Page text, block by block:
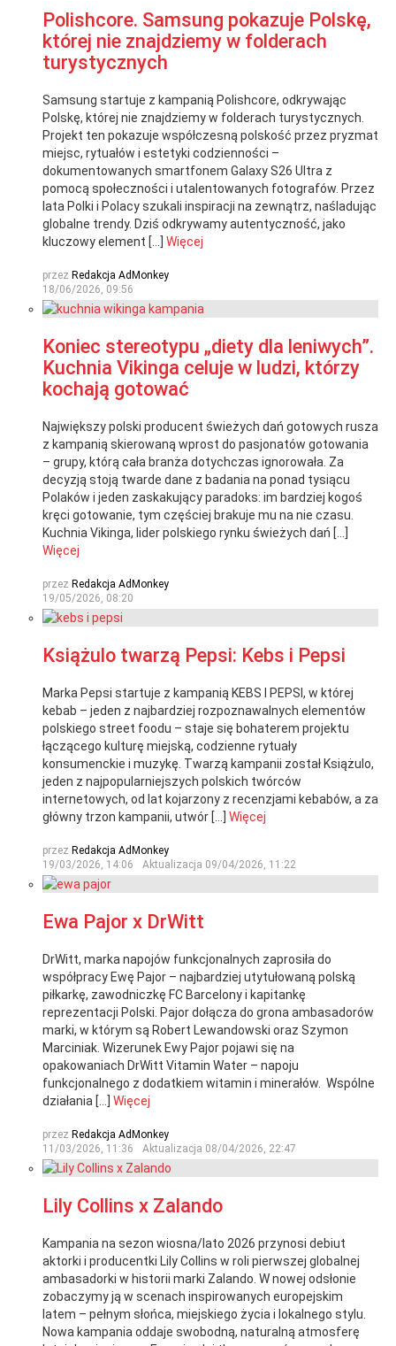
Polishcore. Samsung pokazuje Polskę,
której nie znajdziemy w folderach
turystycznych
Samsung startuje z kampanią Polishcore, odkrywając
Polskę, której nie znajdziemy w folderach turystycznych.
Projekt ten pokazuje współczesną polskość przez pryzmat
miejsc, rytuałów i estetyki codzienności –
dokumentowanych smartfonem Galaxy S26 Ultra z
pomocą społeczności i utalentowanych fotografów. Przez
lata Polki i Polacy szukali inspiracji na zewnątrz, naśladując
globalne trendy. Dziś odkrywamy autentyczność, jako
kluczowy element […] Więcej
przez Redakcja AdMonkey
18/06/2026, 09:56
Koniec stereotypu „diety dla leniwych”.
Kuchnia Vikinga celuje w ludzi, którzy
kochają gotować
Największy polski producent świeżych dań gotowych rusza
z kampanią skierowaną wprost do pasjonatów gotowania
– grupy, którą cała branża dotychczas ignorowała. Za
decyzją stoją twarde dane z badania na ponad tysiącu
Polaków i jeden zaskakujący paradoks: im bardziej kogoś
kręci gotowanie, tym częściej brakuje mu na nie czasu.
Kuchnia Vikinga, lider polskiego rynku świeżych dań […]
Więcej
przez Redakcja AdMonkey
19/05/2026, 08:20
Książulo twarzą Pepsi: Kebs i Pepsi
Marka Pepsi startuje z kampanią KEBS I PEPSI, w której
kebab – jeden z najbardziej rozpoznawalnych elementów
polskiego street foodu – staje się bohaterem projektu
łączącego kulturę miejską, codzienne rytuały
konsumenckie i muzykę. Twarzą kampanii został Książulo,
jeden z najpopularniejszych polskich twórców
internetowych, od lat kojarzony z recenzjami kebabów, a za
główny trzon kampanii, utwór […] Więcej
przez Redakcja AdMonkey
19/03/2026, 14:06
Aktualizacja 09/04/2026, 11:22
Ewa Pajor x DrWitt
DrWitt, marka napojów funkcjonalnych zaprosiła do
współpracy Ewę Pajor – najbardziej utytułowaną polską
piłkarkę, zawodniczkę FC Barcelony i kapitankę
reprezentacji Polski. Pajor dołącza do grona ambasadorów
marki, w którym są Robert Lewandowski oraz Szymon
Marciniak. Wizerunek Ewy Pajor pojawi się na
opakowaniach DrWitt Vitamin Water – napoju
funkcjonalnego z dodatkiem witamin i minerałów. Wspólne
działania […] Więcej
przez Redakcja AdMonkey
11/03/2026, 11:36
Aktualizacja 08/04/2026, 22:47
Lily Collins x Zalando
Kampania na sezon wiosna/lato 2026 przynosi debiut
aktorki i producentki Lily Collins w roli pierwszej globalnej
ambasadorki w historii marki Zalando. W nowej odsłonie
zobaczymy ją w scenach inspirowanych europejskim
latem – pełnym słońca, miejskiego życia i lokalnego stylu.
Nowa kampania oddaje swobodną, naturalną atmosferę